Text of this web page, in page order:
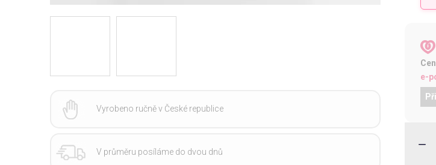
e-
Vyrobeno ručně v České republice
V průměru posíláme do dvou dnů